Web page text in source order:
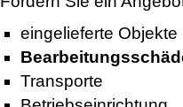
eingelieferte Objekte
Transporte